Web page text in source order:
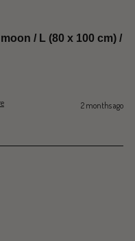
/ L (80 x 100 cm) /
2 months ago